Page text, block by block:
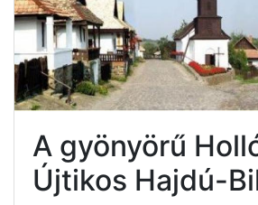
A gyönyörű
Újtikos Hajdú-